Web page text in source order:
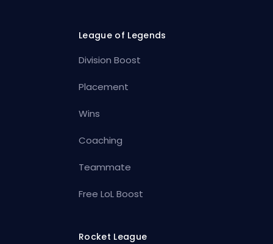
League of Legends
Division Boost
Placement
Wins
Coaching
Teammate
Free LoL Boost
Rocket League